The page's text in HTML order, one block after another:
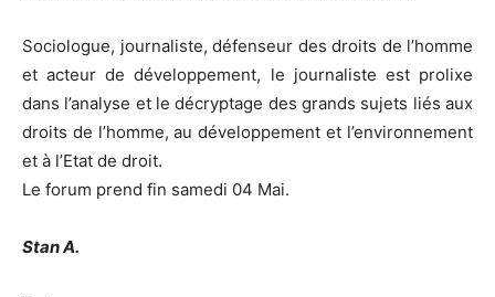
Sociologue, journaliste, défenseur des droits de l’homme
et acteur de développement, le journaliste est prolixe
dans l’analyse et le décryptage des grands sujets liés aux
droits de l’homme, au développement et l’environnement
et à l’Etat de droit.
Le forum prend fin samedi 04 Mai.
Stan A.